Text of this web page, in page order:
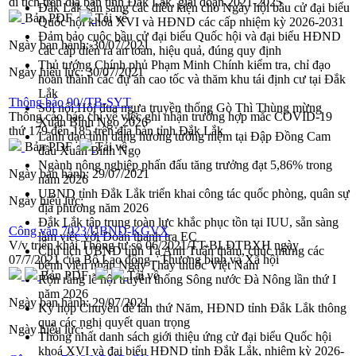
Đắk Lắk sẵn sàng các điều kiện cho Ngày hội bầu cử đại biểu
Quốc hội khóa XVI và HĐND các cấp nhiệm kỳ 2026-2031
Đảm bảo cuộc bầu cử đại biểu Quốc hội và đại biểu HĐND
các cấp diễn ra an toàn, hiệu quả, đúng quy định
Thủ tướng Chính phủ Phạm Minh Chính kiểm tra, chỉ đạo
hoàn thành các dự án cao tốc và thăm khu tái định cư tại Đắk
Lắk
Sôi nổi Hội đua ngựa truyền thống Gò Thì Thùng mừng
Xuân Bính Ngọ 2026
Lãnh đạo tỉnh dâng hương tưởng niệm tại Đập Đồng Cam
đầu Xuân Bính Ngọ
Ngành nông nghiệp phấn đấu tăng trưởng đạt 5,86% trong
năm 2026
UBND tỉnh Đắk Lắk triển khai công tác quốc phòng, quân sự
địa phương năm 2026
Đắk Lắk tập trung toàn lực khắc phục tồn tại IUU, sẵn sàng
làm việc với Đoàn thanh tra EC
Chủ tịch UBND tỉnh Tạ Anh Tuấn thăm, chúc mừng các
bệnh viện nhân Ngày Thầy thuốc Việt Nam
Rộn ràng lễ hội truyền thống Sông nước Đà Nông lần thứ I
năm 2026
Kỳ họp Chuyên đề lần thứ Năm, HĐND tỉnh Đắk Lắk thông
qua các nghị quyết quan trọng
Thống nhất danh sách giới thiệu ứng cử đại biểu Quốc hội
khoá XVI và đại biểu HĐND tỉnh Đắk Lắk, nhiệm kỳ 2026-
Bản PDF
Tải về
Ngày ban hành:30/07/2021
Ngày hiệu lực:30/07/2021
Thông báo 90//TB-SYT
Thông cáo báo chí về việc ghi nhận trường hợp mắc COVID-19
thứ 179 đến 185 trên địa bàn tỉnh Đắk Lắk
Bản PDF
Tải về
Ngày ban hành:29/07/2021
Ngày hiệu lực:
Công văn 7023/UBND-KGVX
V/v triển khai Thông tư số 06/2021/TT-BLĐTBXH ngày
07/7/2021 của Bộ Lao động - Thương binh và Xã hội
Bản PDF
Tải về
Ngày ban hành:29/07/2021
Ngày hiệu lực: